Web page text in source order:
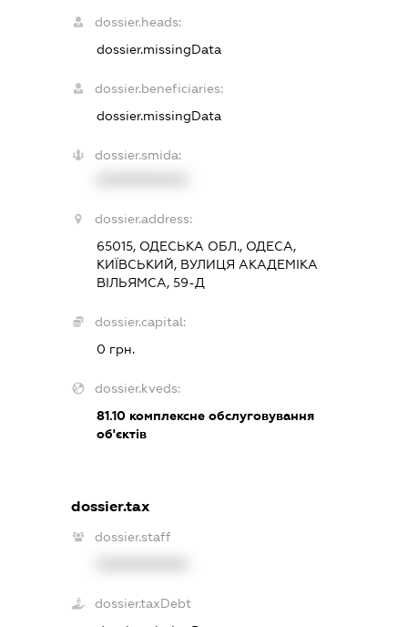
dossier.heads:
dossier.missingData
dossier.beneficiaries:
dossier.missingData
dossier.smida:
dossier.address:
65015, ОДЕСЬКА ОБЛ., ОДЕСА,
КИЇВСЬКИЙ, ВУЛИЦЯ АКАДЕМІКА
ВІЛЬЯМСА, 59-Д
dossier.capital:
0 грн.
dossier.kveds:
81.10 комплексне обслуговування
об'єктів
dossier.tax
dossier.staff
dossier.taxDebt